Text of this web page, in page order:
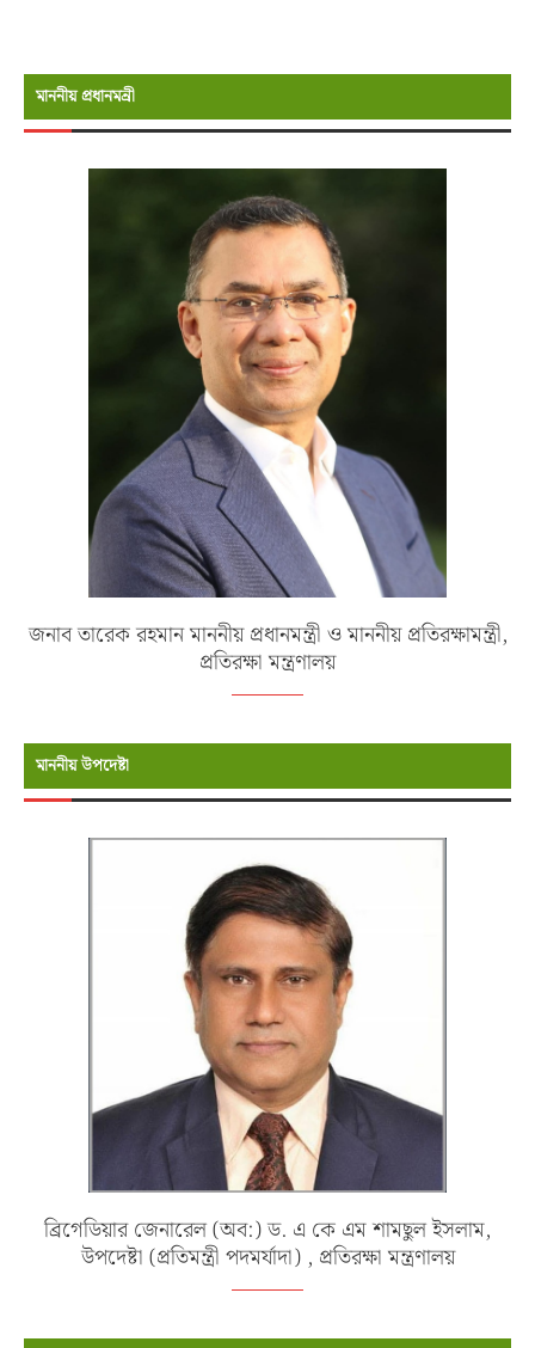
মাননীয় প্রধানমন্রী
জনাব তারেক রহমান মাননীয় প্রধানমন্ত্রী ও মাননীয় প্রতিরক্ষামন্ত্রী,
প্রতিরক্ষা মন্ত্রণালয়
মাননীয় উপদেষ্টা
ব্রিগেডিয়ার জেনারেল (অব:) ড. এ কে এম শামছুল ইসলাম,
উপদেষ্টা (প্রতিমন্ত্রী পদমর্যাদা) , প্রতিরক্ষা মন্ত্রণালয়